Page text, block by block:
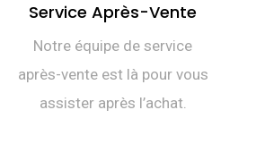
Service Après-Vente
Notre équipe de service
après-vente est là pour vous
assister après l’achat.